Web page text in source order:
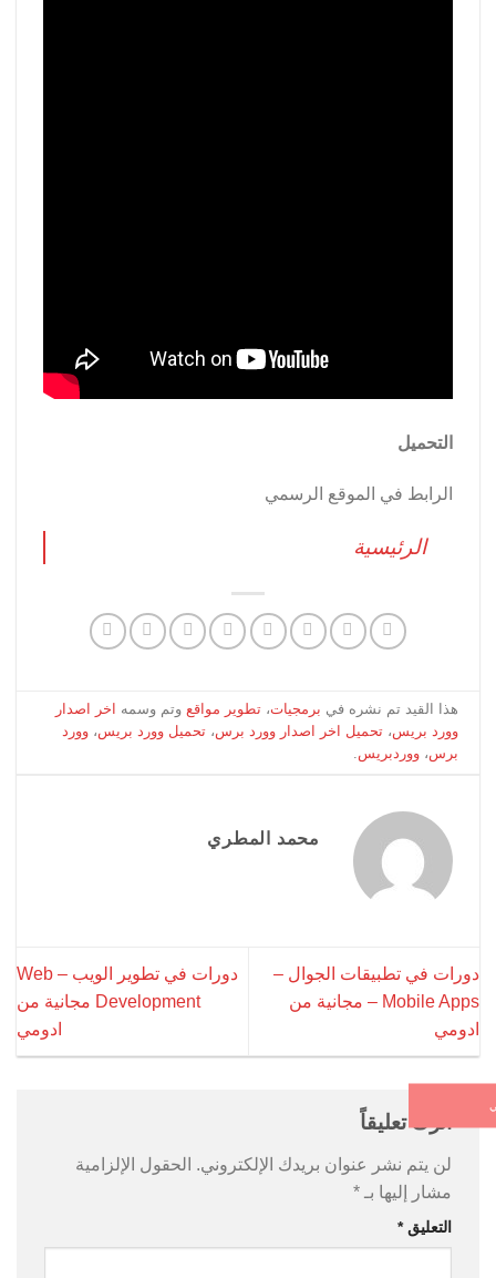
التحميل
الرابط في الموقع الرسمي
الرئيسية
القيد تم نشره فيبرمجيات ،تطوير مواقع وتم وسمه اخر اصدار
بريس،تحميل اخر اصدار وورد برس ، تحميل وورد بريس،وورد
ووردبريس .
محمد المطري
في تطبيقات الجوال –
Mobile Apps – مجانية من
دورات في تطوير الويب – Web
Development مجانية من
اترك تعليقاً
لن يتم نشر عنوان بريدك الإلكتروني. الحقول الإلزامية
مشار إليها بـ *
التعليق*